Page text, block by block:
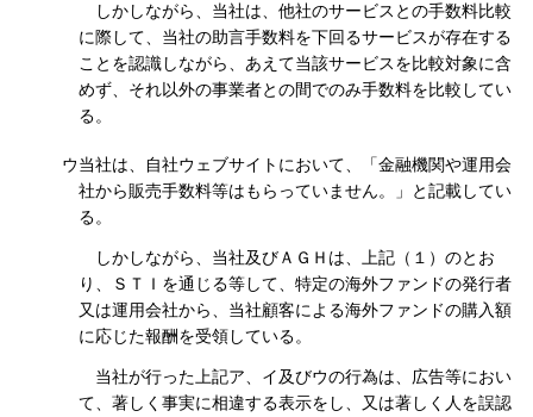
しかしながら、当社は、他社のサービスとの手数料比較
に際して、当社の助言手数料を下回るサービスが存在する
ことを認識しながら、あえて当該サービスを比較対象に含
めず、それ以外の事業者との間でのみ手数料を比較してい
る。
ウ当社は、自社ウェブサイトにおいて、「金融機関や運用会
社から販売手数料等はもらっていません。」と記載してい
る。
しかしながら、当社及びＡＧＨは、上記（１）のとお
り、ＳＴＩを通じる等して、特定の海外ファンドの発行者
又は運用会社から、当社顧客による海外ファンドの購入額
に応じた報酬を受領している。
当社が行った上記ア、イ及びウの行為は、広告等におい
て、著しく事実に相違する表示をし、又は著しく人を誤認